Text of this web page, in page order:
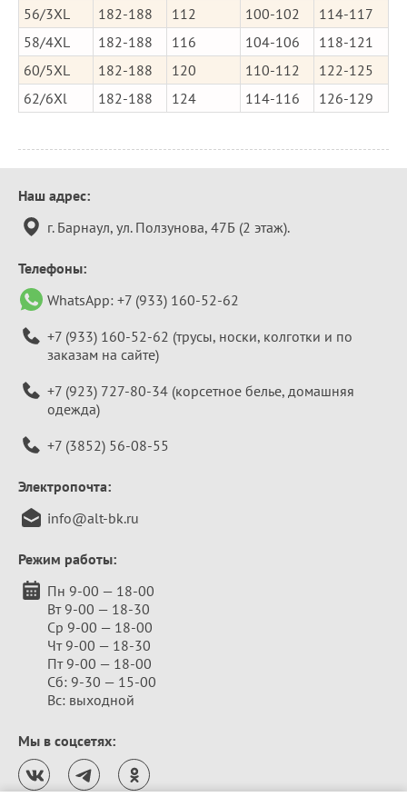
56/3XL
182-188 112 100-102
114-117
58/4XL
182-188 116 104-106
118-121
60/5XL
182-188 120 110-112
122-125
62/6Xl
182-188 124 114-116 126-129
Контактная
информация
Наш адрес:
г. Барнаул, ул. Ползунова, 47Б (2 этаж).
Телефоны:
WhatsApp: +7 (933) 160-52-62
+7 (933) 160-52-62 (трусы, носки, колготки и по
заказам на сайте)
+7 (923) 727-80-34 (корсетное белье, домашняя
одежда)
+7 (3852) 56-08-55
Электропочта:
info@alt-bk.ru
Режим работы:
Пн 9-00 — 18-00
Вт 9-00 — 18-30
Ср 9-00 — 18-00
Чт 9-00 — 18-30
Пт 9-00 — 18-00
Сб: 9-30 — 15-00
Вс: выходной
Мы в соцсетях: